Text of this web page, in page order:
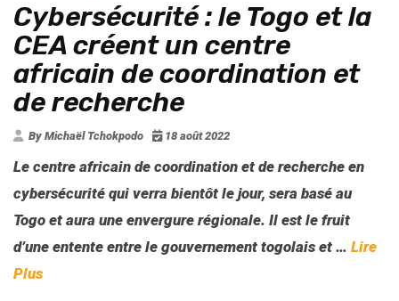
Cybersécurité : le Togo et la
CEA créent un centre
africain de coordination et
de recherche
By Michaël Tchokpodo 18 août 2022
Le centre africain de coordination et de recherche en
cybersécurité qui verra bientôt le jour, sera basé au
Togo et aura une envergure régionale. Il est le fruit
d’une entente entre le gouvernement togolais et … Lire
Plus